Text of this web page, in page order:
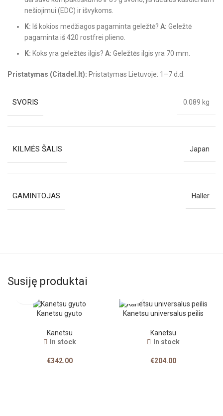
nešiojimui (EDC) ir išvykoms.
K: Iš kokios medžiagos pagaminta geležtė? A: Geležtė
pagaminta iš 420 rostfrei plieno.
K: Koks yra geležtės ilgis? A: Geležtės ilgis yra 70 mm.
Pristatymas (Citadel.lt): Pristatymas Lietuvoje: 1–7 d.d.
SVORIS 0.089 kg
KILMĖS ŠALIS Japan
GAMINTOJAS Haller
Susiję produktai
Kanetsu gyuto
Kanetsu
In stock
€342.00
Kanetsu universalus peilis
Kanetsu
In stock
€204.00